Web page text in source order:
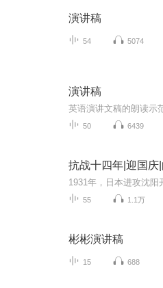
演讲稿
54 5074
演讲稿
英语演讲文稿的朗读示
50 6439
抗战十四年|迎国庆
55 1.1万
彬彬演讲稿
15 688